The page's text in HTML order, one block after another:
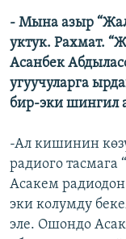
- Мына азыр
уктук. Рахмат.
Асанбек
угуучуларга
бир-эки шингил
-Ал кишинин
радиого
Асакем
эки колумду
эле. Ошондо